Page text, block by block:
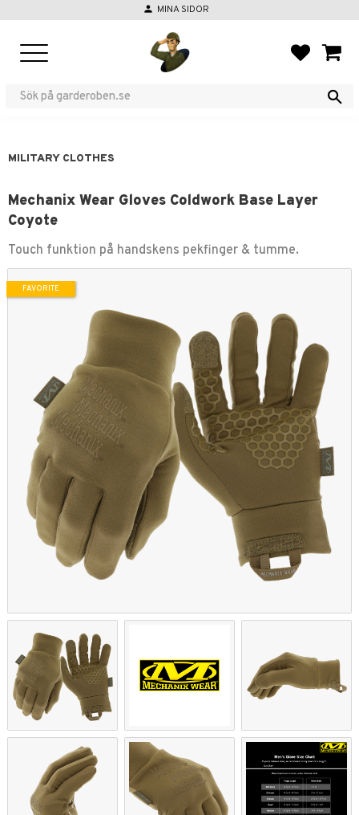
person MINA SIDOR
MILITARY CLOTHES
Mechanix Wear Gloves Coldwork Base Layer
Coyote
Touch funktion på handskens pekfinger & tumme.
FAVORITE